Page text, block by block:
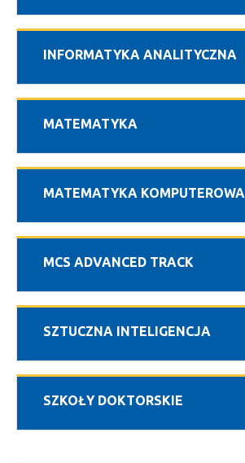
INFORMATYKA ANALITYCZNA
MATEMATYKA
MATEMATYKA KOMPUTEROWA
MCS ADVANCED TRACK
SZTUCZNA INTELIGENCJA
SZKOŁY DOKTORSKIE